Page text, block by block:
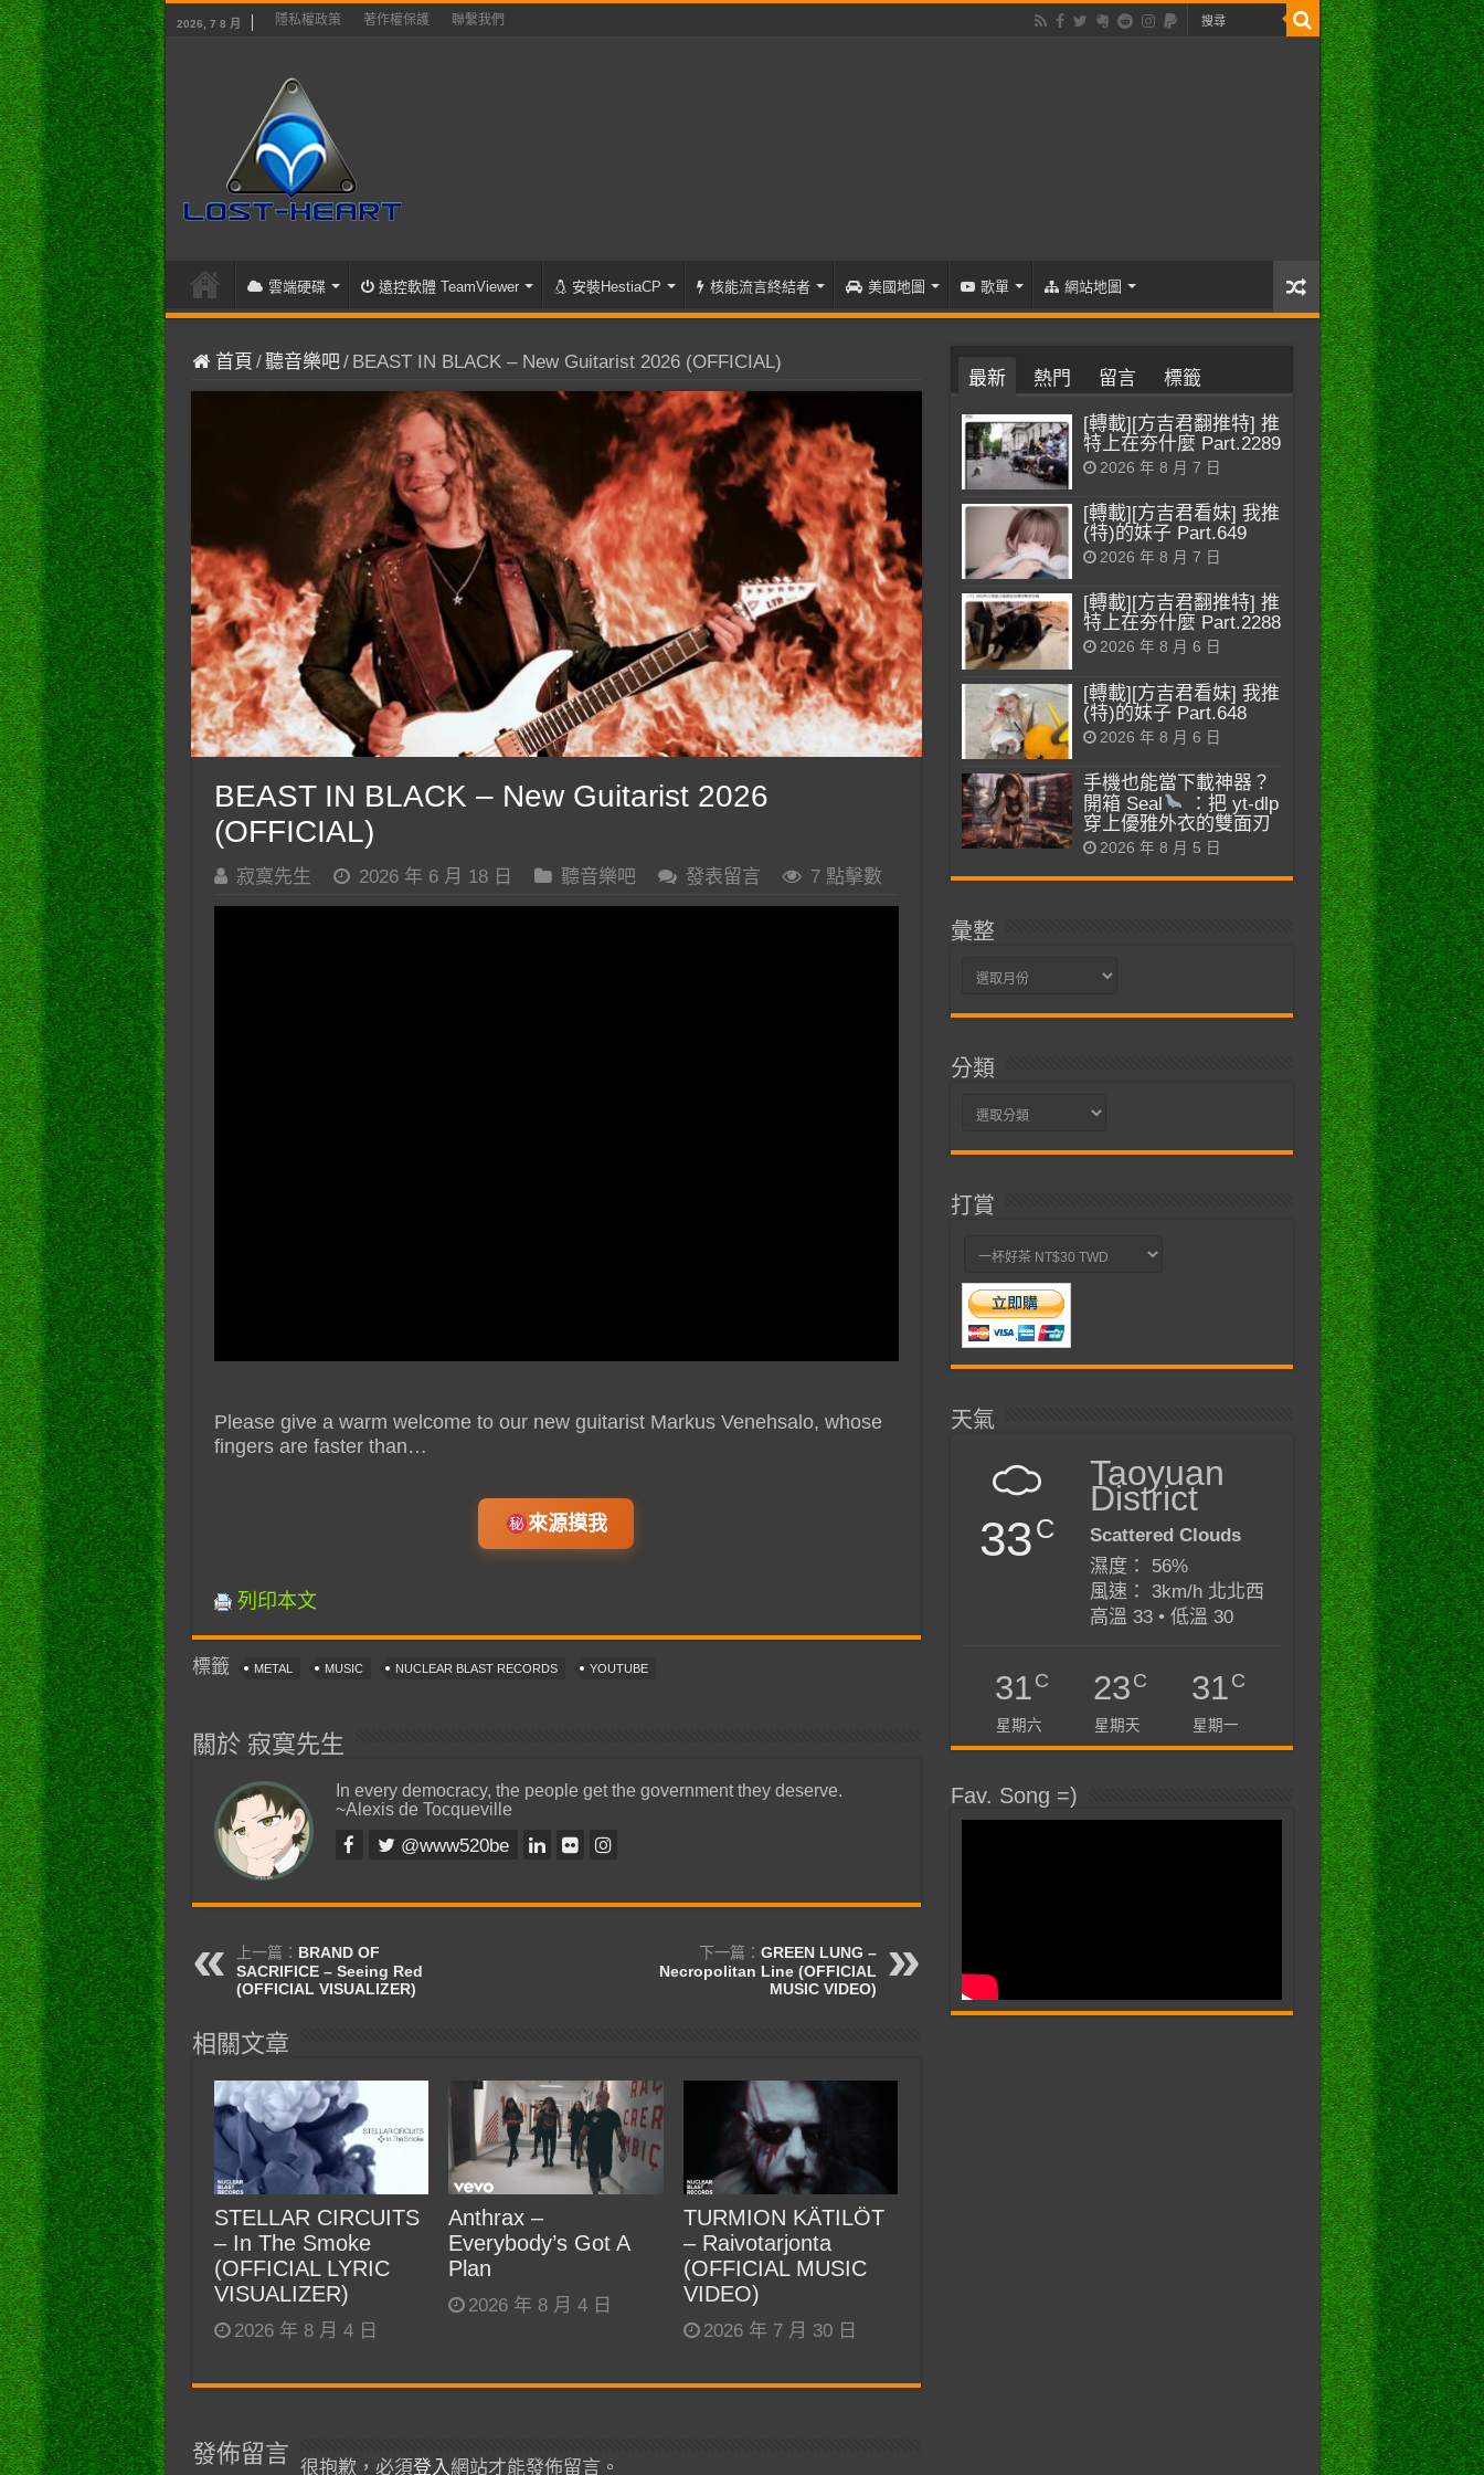
2026, 7 8 月 隱私權政策 著作權保護 聯繫我們
雲端硬碟 遠控軟體 TeamViewer 安裝HestiaCP 核能流言終結者 美國地圖 歌單 網站地圖
首頁 /聽音樂吧/ BEAST IN BLACK – New Guitarist 2026 (OFFICIAL)
BEAST IN BLACK – New Guitarist 2026
(OFFICIAL)
寂寞先生 2026 年 6 月 18 日 聽音樂吧 發表留言 7 點擊數
Please give a warm welcome to our new guitarist Markus Venehsalo, whose
fingers are faster than…
來源摸我
列印本文
標籤 METAL MUSIC NUCLEAR BLAST RECORDS YOUTUBE
關於 寂寞先生
In every democracy, the people get the government they deserve.
~Alexis de Tocqueville
@www520be
上一篇： BRAND OF
SACRIFICE – Seeing Red
(OFFICIAL VISUALIZER)
下一篇： GREEN LUNG –
Necropolitan Line (OFFICIAL
MUSIC VIDEO)
相關文章
STELLAR CIRCUITS
– In The Smoke
(OFFICIAL LYRIC
VISUALIZER)
2026 年 8 月 4 日
Anthrax –
Everybody’s Got A
Plan
2026 年 8 月 4 日
TURMION KÄTILÖT
– Raivotarjonta
(OFFICIAL MUSIC
VIDEO)
2026 年 7 月 30 日
發佈留言
很抱歉，必須登入網站才能發佈留言。
最新 熱門 留言 標籤
[轉載][方吉君翻推特] 推
特上在夯什麼 Part.2289
2026 年 8 月 7 日
[轉載][方吉君看妹] 我推
(特)的妹子 Part.649
2026 年 8 月 7 日
[轉載][方吉君翻推特] 推
特上在夯什麼 Part.2288
2026 年 8 月 6 日
[轉載][方吉君看妹] 我推
(特)的妹子 Part.648
2026 年 8 月 6 日
手機也能當下載神器？
開箱 Seal
：把 yt-dlp
穿上優雅外衣的雙面刃
2026 年 8 月 5 日
彙整
彙
分類
分
打賞
天氣
33C
Taoyuan
District
Scattered Clouds
濕度： 56%
風速： 3km/h 北北西
高溫 33 • 低溫 30
31C
星期六
23C
星期天
31C
星期一
Fav. Song =)